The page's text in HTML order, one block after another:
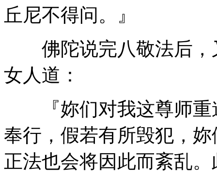
丘尼不得问。』
佛陀说完八敬法后，
女人道：
『妳们对我这尊师重
奉行，假若有所毁犯，
正法也会将因此而紊乱